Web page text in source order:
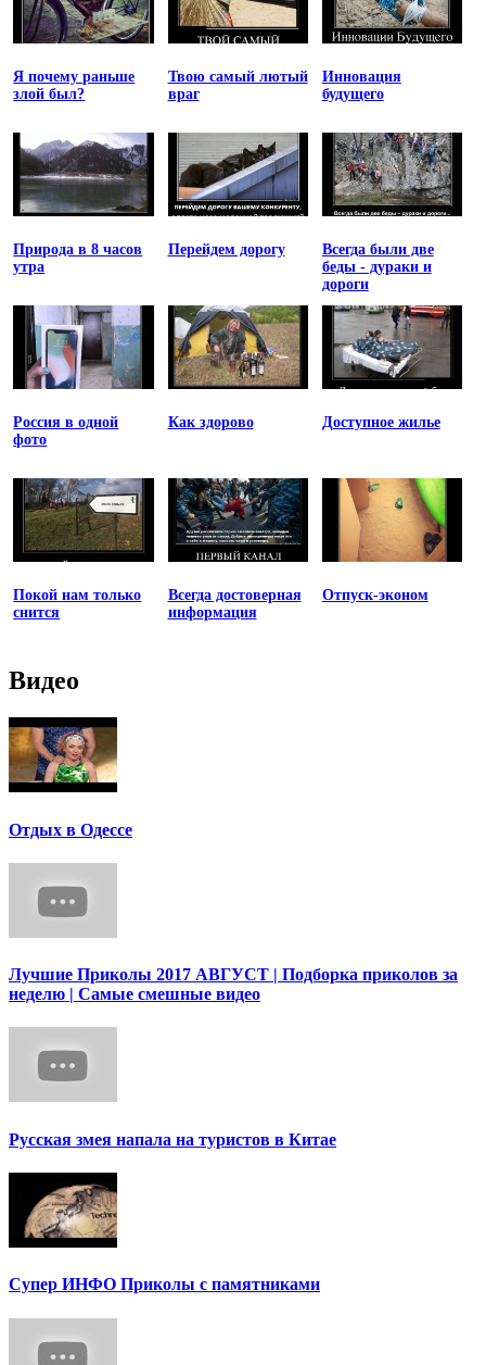
Я почему раньше
злой был?
Твою самый лютый
враг
Инновация
будущего
Природа в 8 часов
утра
Перейдем дорогу
Всегда были две
беды - дураки и
дороги
Россия в одной
фото
Как здорово Доступное жилье
Покой нам только
снится
Всегда достоверная
информация
Отпуск-эконом
Видео
Отдых в Одессе
Лучшие Приколы 2017 АВГУСТ | Подборка приколов за
неделю | Самые смешные видео
Русская змея напала на туристов в Китае
Супер ИНФО Приколы с памятниками